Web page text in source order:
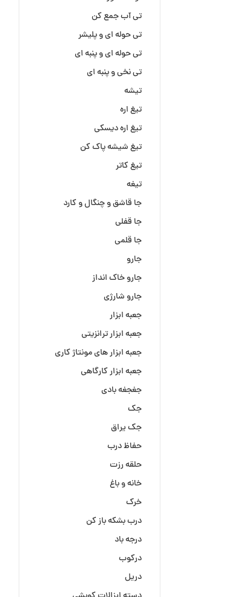
تی آب جمع کن
تی حوله ای و پلیشر
تی حوله ای و پنبه ای
تی نخی و پنبه ای
تیشه
تیغ اره
تیغ اره دیسکی
تیغ شیشه پاک کن
تیغ کاتر
تیغه
جا قاشق و چنگال و کارد
جا قفلی
جا قلمی
جارو
جارو خاک انداز
جارو شارژی
جعبه ابزار
جعبه ابزار ترانزیتی
جعبه ابزار های مونتاژ کاری
جعبه ابزار کارگاهی
جغجغه بادی
جک
جک یراق
حفاظ درب
حلقه رزت
خانه و باغ
خرک
درب بشکه باز کن
درجه باد
درکوب
دریل